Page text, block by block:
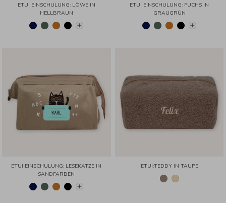
ETUI EINSCHULUNG: LÖWE IN
HELLBRAUN
ETUI EINSCHULUNG: FUCHS IN
GRAUGRÜN
ETUI EINSCHULUNG: LESEKATZE IN
SANDFARBEN
ETUI:TEDDY IN TAUPE